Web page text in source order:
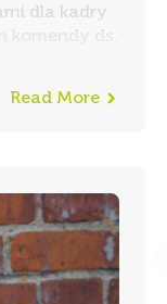
dla kadry
Read More